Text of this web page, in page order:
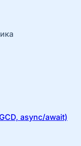
async/await)